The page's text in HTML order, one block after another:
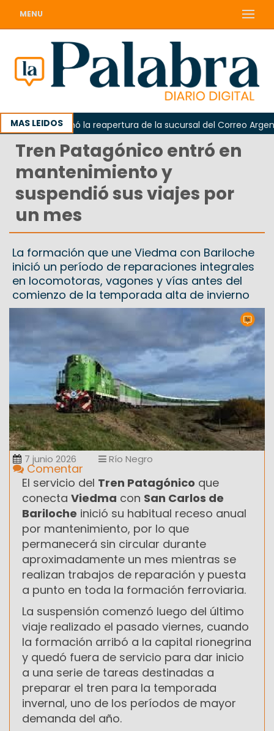
MENU
MAS LEIDOS
reclamó la reapertura de la sucursal del Correo Argentino
Tren Patagónico entró en
mantenimiento y
suspendió sus viajes por
un mes
La formación que une Viedma con Bariloche
inició un período de reparaciones integrales
en locomotoras, vagones y vías antes del
comienzo de la temporada alta de invierno
7 junio 2026 Río Negro
Comentar
El servicio del Tren Patagónico que
conecta Viedma con San Carlos de
Bariloche inició su habitual receso anual
por mantenimiento, por lo que
permanecerá sin circular durante
aproximadamente un mes mientras se
realizan trabajos de reparación y puesta
a punto en toda la formación ferroviaria.
La suspensión comenzó luego del último
viaje realizado el pasado viernes, cuando
la formación arribó a la capital rionegrina
y quedó fuera de servicio para dar inicio
a una serie de tareas destinadas a
preparar el tren para la temporada
invernal, uno de los períodos de mayor
demanda del año.